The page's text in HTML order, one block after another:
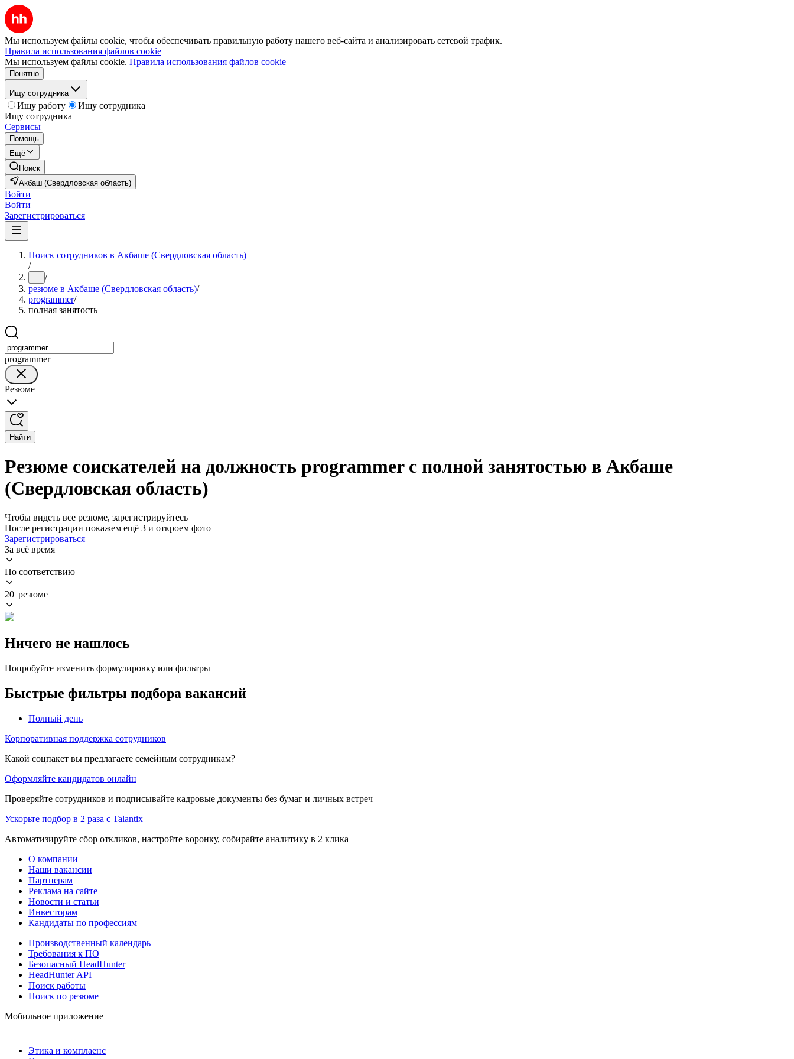
Мы используем файлы cookie, чтобы обеспечивать правильную работу нашего веб-сайта и анализировать сетевой трафик.
Правила использования файлов cookie
Мы используем файлы cookie. Правила использования файлов cookie
Понятно
Ищу сотрудника
Ищу работу
Ищу сотрудника
Ищу сотрудника
Сервисы
Помощь
Ещё
Поиск
Акбаш (Свердловская область)
Войти
Войти
Зарегистрироваться
Поиск сотрудников в Акбаше (Свердловская область)
/
... /
резюме в Акбаше (Свердловская область)/
programmer/
полная занятость
programmer
Резюме
Найти
Резюме соискателей на должность programmer с полной занятостью в Акбаше
(Свердловская область)
Чтобы видеть все резюме, зарегистрируйтесь
После регистрации покажем ещё 3 и откроем фото
Зарегистрироваться
За всё время
По соответствию
20 резюме
Ничего не нашлось
Попробуйте изменить формулировку или фильтры
Быстрые фильтры подбора вакансий
Полный день
Корпоративная поддержка сотрудников
Какой соцпакет вы предлагаете семейным сотрудникам?
Оформляйте кандидатов онлайн
Проверяйте сотрудников и подписывайте кадровые документы без бумаг и личных встреч
Ускорьте подбор в 2 раза с Talantix
Автоматизируйте сбор откликов, настройте воронку, собирайте аналитику в 2 клика
О компании
Наши вакансии
Партнерам
Реклама на сайте
Новости и статьи
Инвесторам
Кандидаты по профессиям
Производственный календарь
Требования к ПО
Безопасный HeadHunter
HeadHunter API
Поиск работы
Поиск по резюме
Мобильное приложение
Этика и комплаенс